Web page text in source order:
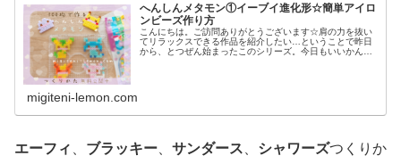
へんしんメタモン①イーブイ進化形☆簡単アイロ
ンビーズ作り方
こんにちは。ご訪問ありがとうございます☆肩の力を抜い
てリラックスできる作品を紹介したい…ということで昨日
から、とつぜん始まったこのシリーズ。今日もいいかんじ
migiteni-lemon.com
エーフィ ブラッキー サンダース シャワーズつくりか